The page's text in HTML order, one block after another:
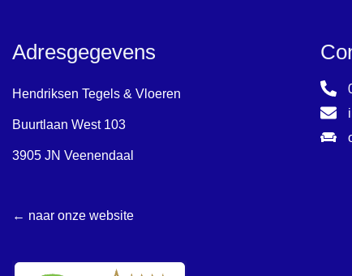
Adresgegevens
Hendriksen Tegels & Vloeren
Buurtlaan West 103
3905 JN Veenendaal
← naar onze website